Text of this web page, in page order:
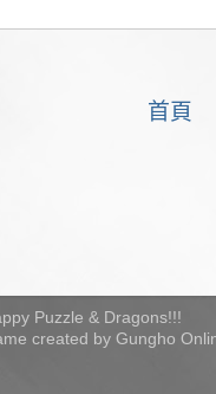
首頁
Puzzle & Dragons!!!
created by Gungho